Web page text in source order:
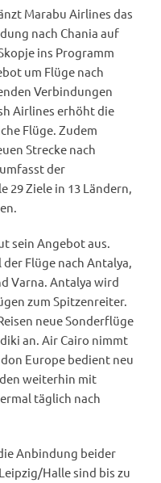
Marabu Airlines das
nach Chania auf
ins Programm
um Flüge nach
Verbindungen
Airlines erhöht die
Flüge. Zudem
Strecke nach
der
29 Ziele in 13 Ländern,
sein Angebot aus.
Flüge nach Antalya,
Varna. Antalya wird
zum Spitzenreiter.
neue Sonderflüge
an. Air Cairo nimmt
Europe bedient neu
weiterhin mit
täglich nach
Anbindung beider
Halle sind bis zu